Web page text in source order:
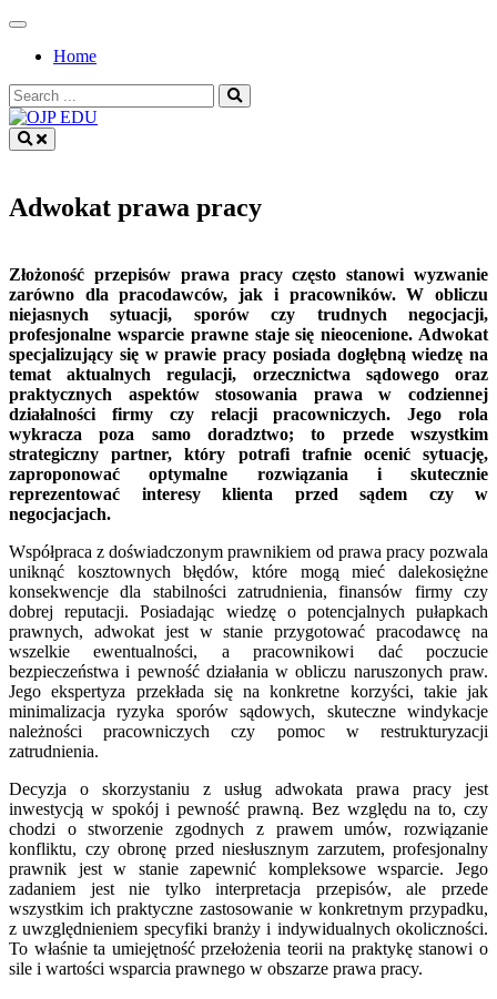
Skip
contentHome
Search
for:
Adwokat prawa pracy
Złożoność przepisów prawa pracy często stanowi wyzwanie
zarówno dla pracodawców, jak i pracowników. W obliczu
niejasnych sytuacji, sporów czy trudnych negocjacji,
profesjonalne wsparcie prawne staje się nieocenione. Adwokat
specjalizujący się w prawie pracy posiada dogłębną wiedzę na
temat aktualnych regulacji, orzecznictwa sądowego oraz
praktycznych aspektów stosowania prawa w codziennej
działalności firmy czy relacji pracowniczych. Jego rola
wykracza poza samo doradztwo; to przede wszystkim
strategiczny partner, który potrafi trafnie ocenić sytuację,
zaproponować optymalne rozwiązania i skutecznie
reprezentować interesy klienta przed sądem czy w
negocjacjach.
Współpraca z doświadczonym prawnikiem od prawa pracy pozwala
uniknąć kosztownych błędów, które mogą mieć dalekosiężne
konsekwencje dla stabilności zatrudnienia, finansów firmy czy
dobrej reputacji. Posiadając wiedzę o potencjalnych pułapkach
prawnych, adwokat jest w stanie przygotować pracodawcę na
wszelkie ewentualności, a pracownikowi dać poczucie
bezpieczeństwa i pewność działania w obliczu naruszonych praw.
Jego ekspertyza przekłada się na konkretne korzyści, takie jak
minimalizacja ryzyka sporów sądowych, skuteczne windykacje
należności pracowniczych czy pomoc w restrukturyzacji
zatrudnienia.
Decyzja o skorzystaniu z usług adwokata prawa pracy jest
inwestycją w spokój i pewność prawną. Bez względu na to, czy
chodzi o stworzenie zgodnych z prawem umów, rozwiązanie
konfliktu, czy obronę przed niesłusznym zarzutem, profesjonalny
prawnik jest w stanie zapewnić kompleksowe wsparcie. Jego
zadaniem jest nie tylko interpretacja przepisów, ale przede
wszystkim ich praktyczne zastosowanie w konkretnym przypadku,
z uwzględnieniem specyfiki branży i indywidualnych okoliczności.
To właśnie ta umiejętność przełożenia teorii na praktykę stanowi o
sile i wartości wsparcia prawnego w obszarze prawa pracy.